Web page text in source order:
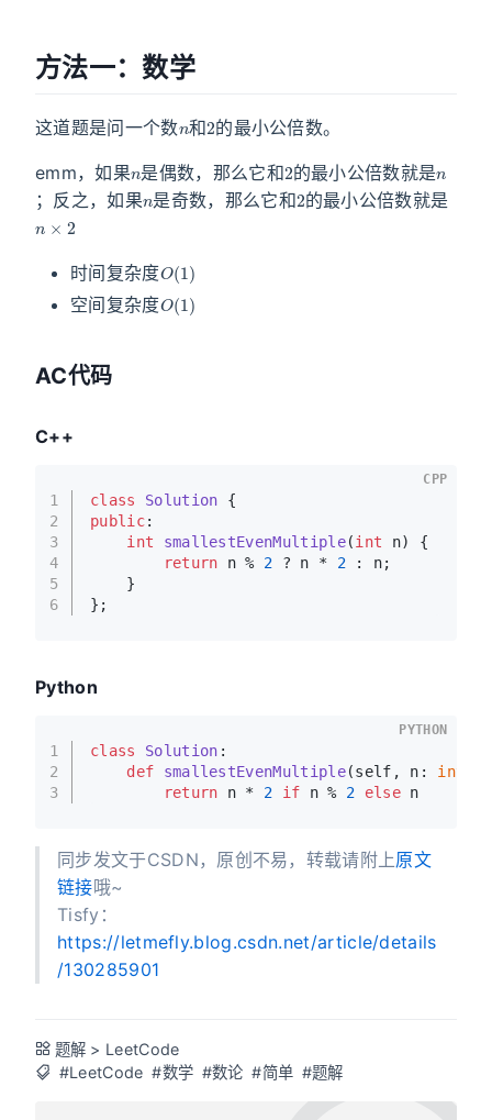
方法一：数学
这道题是问一个数 和 的最小公倍数。
emm，如果 是偶数，那么它和 的最小公倍数就是
；反之，如果
n
是奇数，那么它和
2
的最小公倍数就是
n ×2
时间复杂度
空间复杂度
O (1)
AC代码
C++
1
2
3
4
5
6
class Solution {
public:
int
smallestEvenMultiple(int n)
{
return n % 2 ? n * 2 : n;
    }
};
CPP
Python
1
2
3
class Solution :
def
smallestEvenMultiple(self, n: int
return n * 2 if n % 2 else n
PYTHON
同步发文于CSDN，原创不易，转载请附上原文
链接哦~
Tisfy：
https://letmefly.blog.csdn.net/article/details
/130285901
题解 > LeetCode
#LeetCode #数学 #数论 #简单 #题解